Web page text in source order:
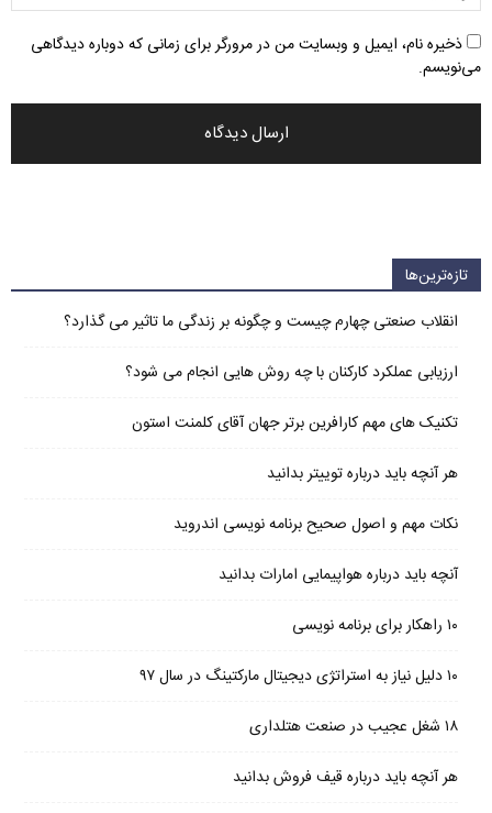
ذخیره نام، ایمیل و وبسایت من در مرورگر برای زمانی که دوباره دیدگاهی
می‌نویسم.
تازه‌ترین‌ها
انقلاب صنعتی چهارم چیست و چگونه بر زندگی ما تاثیر می گذارد؟
ارزیابی عملکرد کارکنان با چه روش هایی انجام می شود؟
تکنیک های مهم کارافرین برتر جهان آقای کلمنت استون
هر آنچه باید درباره توییتر بدانید
نکات مهم و اصول صحیح برنامه نویسی اندروید
آنچه باید درباره هواپیمایی امارات بدانید
۱۰ راهکار برای برنامه نویسی
۱۰ دلیل نیاز به استراتژی دیجیتال مارکتینگ در سال ۹۷
۱۸ شغل عجیب در صنعت هتلداری
هر آنچه باید درباره قیف فروش بدانید